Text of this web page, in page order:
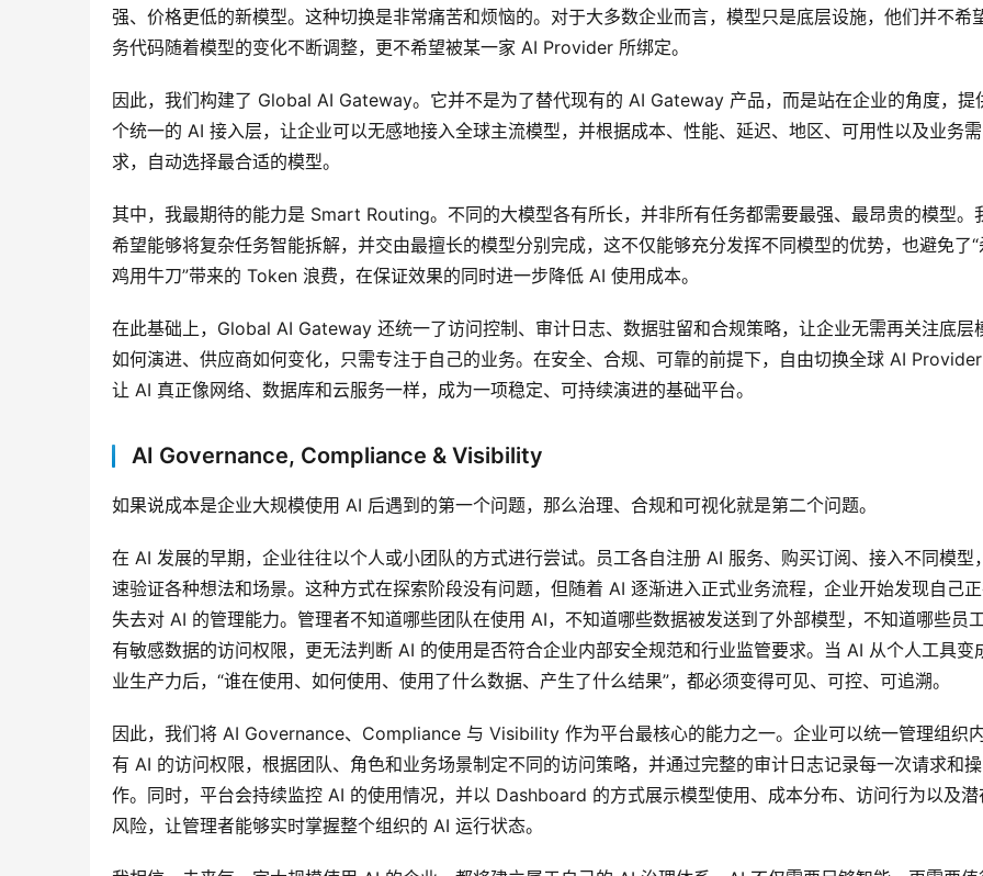
强、价格更低的新模型。这种切换是非常痛苦和烦恼的。对于大多数企业而言，模型只是底层设施，他们并不希
务代码随着模型的变化不断调整，更不希望被某一家 AI Provider 所绑定。
因此，我们构建了 Global AI Gateway。它并不是为了替代现有的 AI Gateway 产品，而是站在企业的角度，提
个统一的 AI 接入层，让企业可以无感地接入全球主流模型，并根据成本、性能、延迟、地区、可用性以及业务需
求，自动选择最合适的模型。
其中，我最期待的能力是 Smart Routing。不同的大模型各有所长，并非所有任务都需要最强、最昂贵的模型。
希望能够将复杂任务智能拆解，并交由最擅长的模型分别完成，这不仅能够充分发挥不同模型的优势，也避免了“
鸡用牛刀”带来的 Token 浪费，在保证效果的同时进一步降低 AI 使用成本。
在此基础上，Global AI Gateway 还统一了访问控制、审计日志、数据驻留和合规策略，让企业无需再关注底层
如何演进、供应商如何变化，只需专注于自己的业务。在安全、合规、可靠的前提下，自由切换全球 AI Provider
让 AI 真正像网络、数据库和云服务一样，成为一项稳定、可持续演进的基础平台。
AI Governance, Compliance & Visibility
如果说成本是企业大规模使用 AI 后遇到的第一个问题，那么治理、合规和可视化就是第二个问题。
在 AI 发展的早期，企业往往以个人或小团队的方式进行尝试。员工各自注册 AI 服务、购买订阅、接入不同模型
速验证各种想法和场景。这种方式在探索阶段没有问题，但随着 AI 逐渐进入正式业务流程，企业开始发现自己
失去对 AI 的管理能力。管理者不知道哪些团队在使用 AI，不知道哪些数据被发送到了外部模型，不知道哪些员
有敏感数据的访问权限，更无法判断 AI 的使用是否符合企业内部安全规范和行业监管要求。当 AI 从个人工具变
业生产力后，“谁在使用、如何使用、使用了什么数据、产生了什么结果”，都必须变得可见、可控、可追溯。
因此，我们将 AI Governance、Compliance 与 Visibility 作为平台最核心的能力之一。企业可以统一管理组织
有 AI 的访问权限，根据团队、角色和业务场景制定不同的访问策略，并通过完整的审计日志记录每一次请求和操
作。同时，平台会持续监控 AI 的使用情况，并以 Dashboard 的方式展示模型使用、成本分布、访问行为以及潜
风险，让管理者能够实时掌握整个组织的 AI 运行状态。